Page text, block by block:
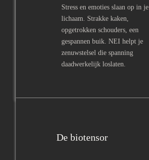
Stress en emoties slaan op in je
lichaam. Strakke kaken,
opgetrokken schouders, een
gespannen buik. NEI helpt je
zenuwstelsel die spanning
daadwerkelijk loslaten.
De biotensor